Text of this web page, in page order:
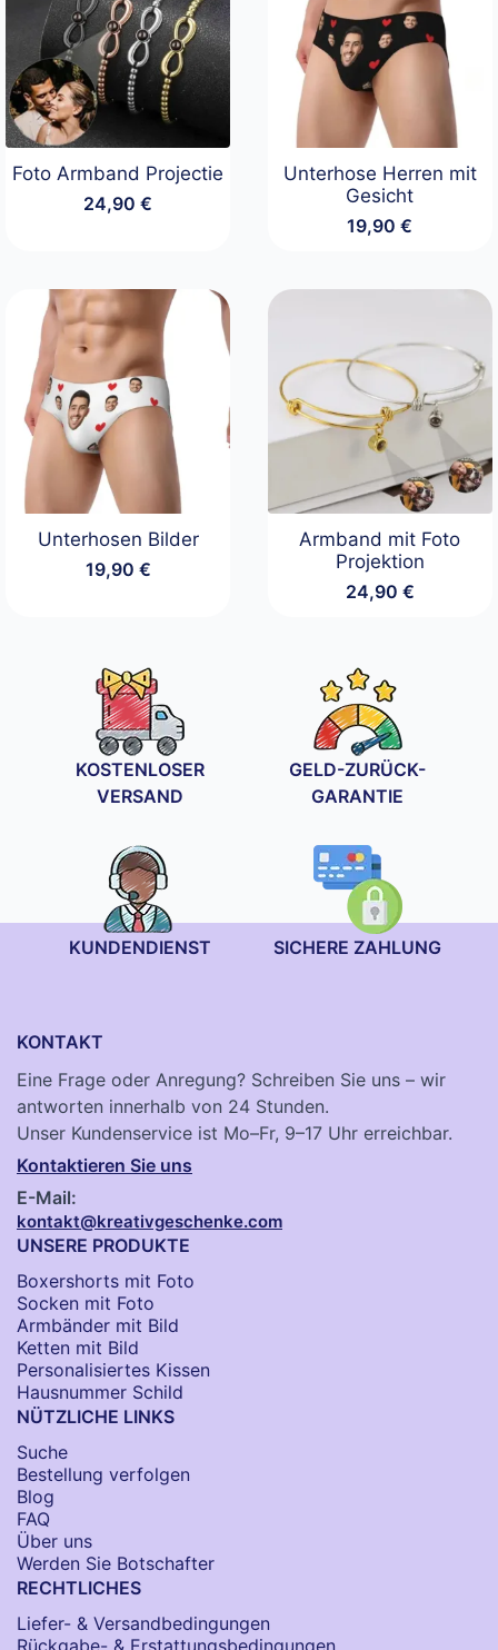
Foto Armband Projectie
24,90€
Unterhose Herren mit
Gesicht
19,90€
Unterhosen Bilder
19,90 €
Armband mit Foto
Projektion
24,90 €
KOSTENLOSER
VERSAND
GELD-ZURÜCK-
GARANTIE
KUNDENDIENST SICHERE ZAHLUNG
KONTAKT
Eine Frage oder Anregung? Schreiben Sie uns – wir
antworten innerhalb von 24 Stunden.
Unser Kundenservice ist Mo–Fr, 9–17 Uhr erreichbar.
Kontaktieren Sie uns
E-Mail:
kontakt@kreativgeschenke.com
UNSERE PRODUKTE
Boxershorts mit Foto
Socken​ mit Foto
Armbänder mit Bild​
Ketten mit Bild
Personalisiertes Kissen
Hausnummer Schild
NÜTZLICHE LINKS
Suche
Bestellung verfolgen
Blog
FAQ
Über uns
Werden Sie Botschafter
RECHTLICHES
Liefer- & Versandbedingungen
Rückgabe- & Erstattungsbedingungen